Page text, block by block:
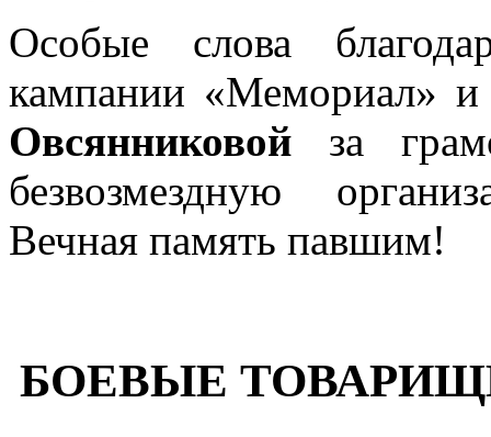
Особые слова
кампании «Мемориал»
Овсянниковой за
безвозмездную
Вечная память павшим!
БОЕВЫЕ